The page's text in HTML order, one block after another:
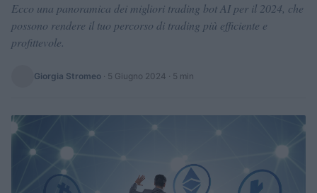
Ecco una panoramica dei migliori trading bot AI per il 2024, che
possono rendere il tuo percorso di trading più efficiente e
profittevole.
Giorgia Stromeo · 5 Giugno 2024 · 5 min